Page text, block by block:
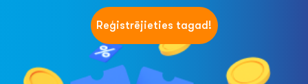
Reģistrējieties tagad!